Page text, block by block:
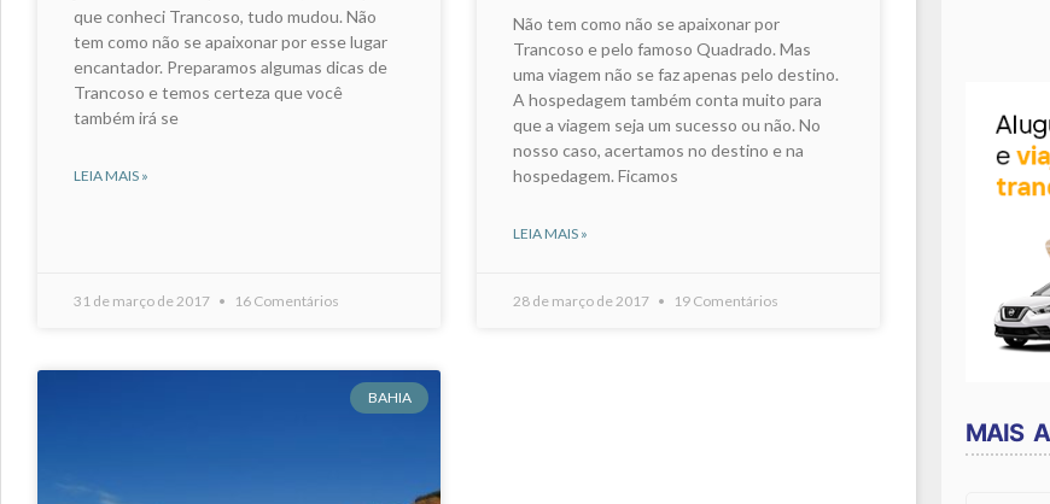
que conheci Trancoso, tudo mudou. Não
tem como não se apaixonar por esse lugar
encantador. Preparamos algumas dicas de
Trancoso e temos certeza que você
também irá se
LEIA MAIS »
31 de março de 2017 16 Comentários
Não tem como não se apaixonar por
Trancoso e pelo famoso Quadrado. Mas
uma viagem não se faz apenas pelo destino.
A hospedagem também conta muito para
que a viagem seja um sucesso ou não. No
nosso caso, acertamos no destino e na
hospedagem. Ficamos
LEIA MAIS »
28 de março de 2017 19 Comentários
BAHIA
MAIS